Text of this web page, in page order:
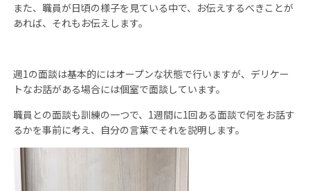
また、職員が日頃の様子を見ている中で、お伝えするべきことが
あれば、それもお伝えします。
週1の面談は基本的にはオープンな状態で行いますが、デリケー
トなお話がある場合には個室で面談しています。
職員との面談も訓練の一つで、 1週間に1回ある面談で何をお話す
るかを事前に考え、自分の言葉でそれを説明します。